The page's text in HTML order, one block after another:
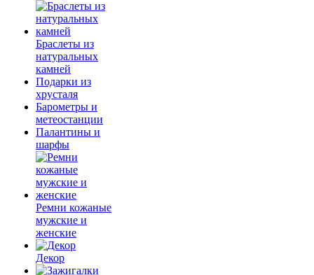
Браслеты из
натуральных
камней
Подарки из
хрусталя
Барометры и
метеостанции
Палантины и
шарфы
Ремни кожаные
мужские и
женские
Декор